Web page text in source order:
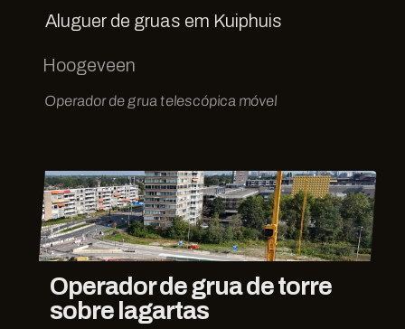
Aluguer de gruas em Kuiphuis
Hoogeveen
Operador de grua telescópica móvel
Operador de grua de torre
sobre lagartas